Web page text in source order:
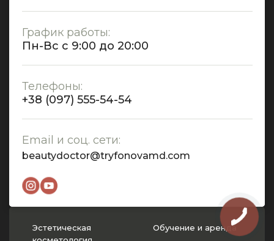
Эстетическая
Обучение и аренда
График работы:
Пн-Вс с 9:00 до 20:00
Телефоны:
+38 (097) 555-54-54
Email и соц. сети:
beautydoctor@tryfonovamd.com